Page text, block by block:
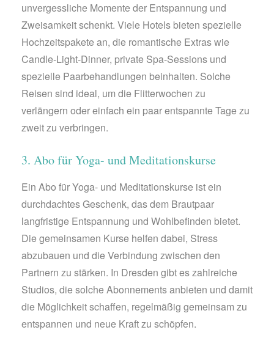
unvergessliche Momente der Entspannung und
Zweisamkeit schenkt. Viele Hotels bieten spezielle
Hochzeitspakete an, die romantische Extras wie
Candle-Light-Dinner, private Spa-Sessions und
spezielle Paarbehandlungen beinhalten. Solche
Reisen sind ideal, um die Flitterwochen zu
verlängern oder einfach ein paar entspannte Tage zu
zweit zu verbringen.
3. Abo für Yoga- und Meditationskurse
Ein Abo für Yoga- und Meditationskurse ist ein
durchdachtes Geschenk, das dem Brautpaar
langfristige Entspannung und Wohlbefinden bietet.
Die gemeinsamen Kurse helfen dabei, Stress
abzubauen und die Verbindung zwischen den
Partnern zu stärken. In Dresden gibt es zahlreiche
Studios, die solche Abonnements anbieten und damit
die Möglichkeit schaffen, regelmäßig gemeinsam zu
entspannen und neue Kraft zu schöpfen.